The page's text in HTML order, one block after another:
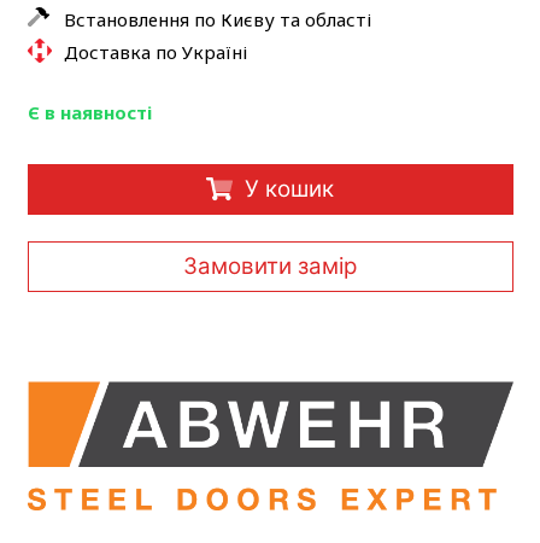
Встановлення по Києву та області
Доставка по Україні
Є в наявності
У кошик
Замовити замір